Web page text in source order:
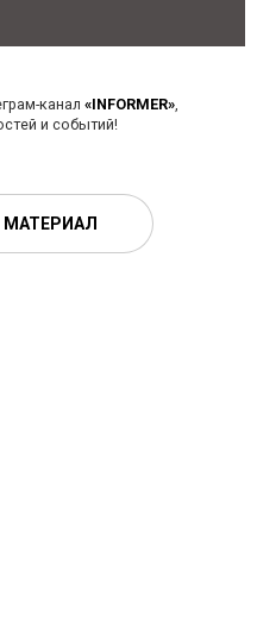
канал «INFORMER»,
и событий!